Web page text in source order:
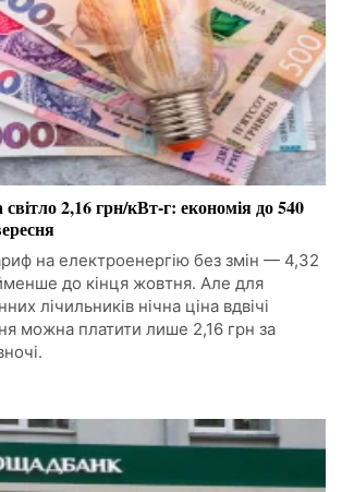
2,16 грн/кВт-г: економія до 540
на електроенергію без змін — 4,32
до кінця жовтня. Але для
лічильників нічна ціна вдвічі
можна платити лише 2,16 грн за